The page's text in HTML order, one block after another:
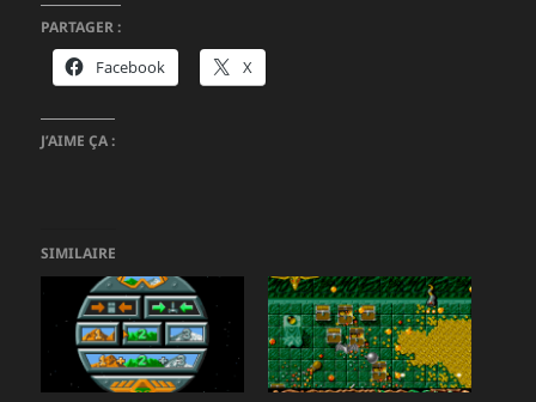
PARTAGER :
Facebook X
J’AIME ÇA :
SIMILAIRE